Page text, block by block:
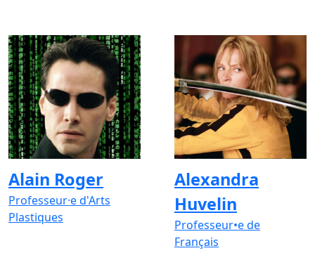
Alain Roger
Professeur·e d'Arts
Plastiques
Alexandra
Huvelin
Professeur•e de
Français